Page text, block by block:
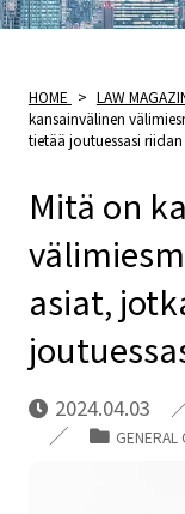
HOME > LAW
kansainvälinen
tietää joutuessasi
Mitä on
asiat,
2024.04.03
GENERAL